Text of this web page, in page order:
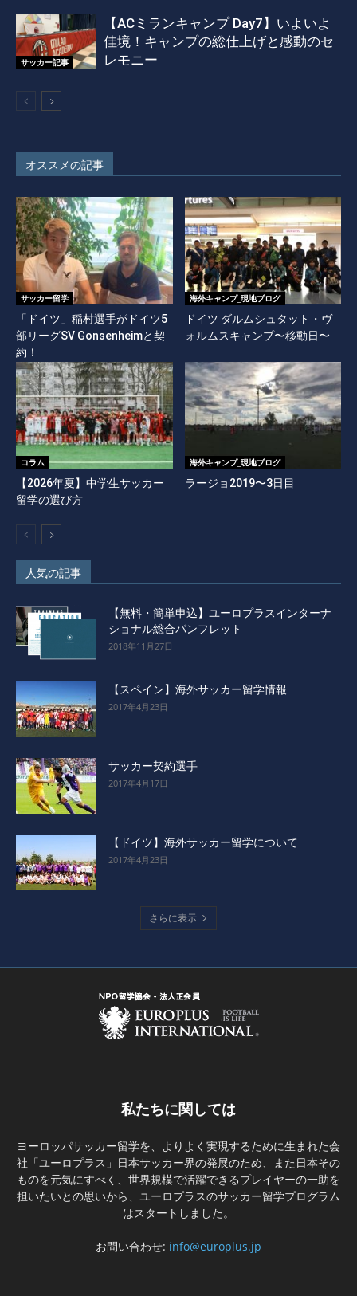
サッカー記事
【ACミランキャンプ Day7】いよいよ
佳境！キャンプの総仕上げと感動のセ
レモニー
オススメの記事
サッカー留学
「ドイツ」稲村選手がドイツ5
部リーグSV Gonsenheimと契
約！
海外キャンプ_現地ブログ
ドイツ ダルムシュタット・ヴ
ォルムスキャンプ〜移動日〜
コラム
【2026年夏】中学生サッカー
留学の選び方
海外キャンプ_現地ブログ
ラージョ2019〜3日目
人気の記事
【無料・簡単申込】ユーロプラスインターナ
ショナル総合パンフレット
2018年11月27日
【スペイン】海外サッカー留学情報
2017年4月23日
サッカー契約選手
2017年4月17日
【ドイツ】海外サッカー留学について
2017年4月23日
さらに表示
私たちに関しては
ヨーロッパサッカー留学を、よりよく実現するために生まれた会
社「ユーロプラス」日本サッカー界の発展のため、また日本その
ものを元気にすべく、世界規模で活躍できるプレイヤーの一助を
担いたいとの思いから、ユーロプラスのサッカー留学プログラム
はスタートしました。
お問い合わせ: info@europlus.jp